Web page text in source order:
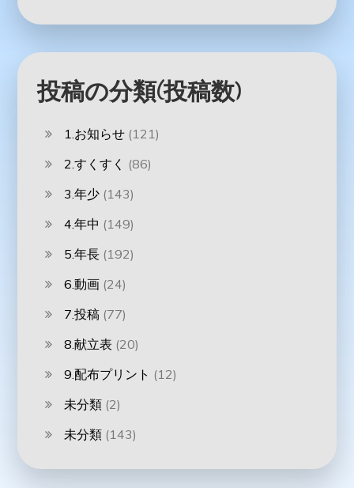
投稿の分類(投稿数)
1.お知らせ (121)
2.すくすく (86)
3.年少 (143)
4.年中 (149)
5.年長 (192)
6.動画 (24)
7.投稿 (77)
8.献立表 (20)
9.配布プリント (12)
未分類 (2)
未分類 (143)